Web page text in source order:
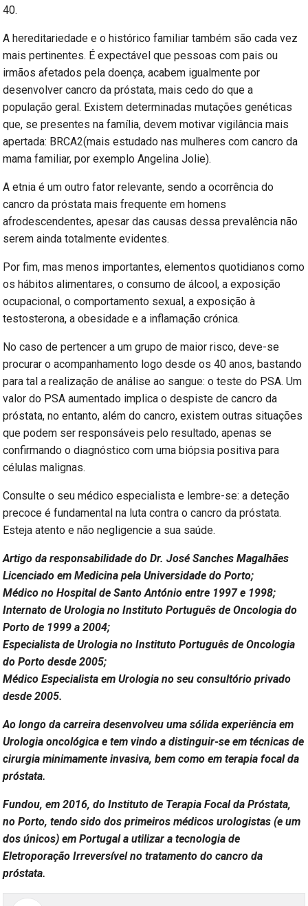
40.
A hereditariedade e o histórico familiar também são cada vez
mais pertinentes. É expectável que pessoas com pais ou
irmãos afetados pela doença, acabem igualmente por
desenvolver cancro da próstata, mais cedo do que a
população geral. Existem determinadas mutações genéticas
que, se presentes na família, devem motivar vigilância mais
apertada: BRCA2(mais estudado nas mulheres com cancro da
mama familiar, por exemplo Angelina Jolie).
A etnia é um outro fator relevante, sendo a ocorrência do
cancro da próstata mais frequente em homens
afrodescendentes, apesar das causas dessa prevalência não
serem ainda totalmente evidentes.
Por fim, mas menos importantes, elementos quotidianos como
os hábitos alimentares, o consumo de álcool, a exposição
ocupacional, o comportamento sexual, a exposição à
testosterona, a obesidade e a inflamação crónica.
No caso de pertencer a um grupo de maior risco, deve-se
procurar o acompanhamento logo desde os 40 anos, bastando
para tal a realização de análise ao sangue: o teste do PSA. Um
valor do PSA aumentado implica o despiste de cancro da
próstata, no entanto, além do cancro, existem outras situações
que podem ser responsáveis pelo resultado, apenas se
confirmando o diagnóstico com uma biópsia positiva para
células malignas.
Consulte o seu médico especialista e lembre-se: a deteção
precoce é fundamental na luta contra o cancro da próstata.
Esteja atento e não negligencie a sua saúde.
Artigo da responsabilidade do Dr. José Sanches Magalhães
Licenciado em Medicina pela Universidade do Porto;
Médico no Hospital de Santo António entre 1997 e 1998;
Internato de Urologia no Instituto Português de Oncologia do
Porto de 1999 a 2004;
Especialista de Urologia no Instituto Português de Oncologia
do Porto desde 2005;
Médico Especialista em Urologia no seu consultório privado
desde 2005.
Ao longo da carreira desenvolveu uma sólida experiência em
Urologia oncológica e tem vindo a distinguir-se em técnicas de
cirurgia minimamente invasiva, bem como em terapia focal da
próstata.
Fundou, em 2016, do Instituto de Terapia Focal da Próstata,
no Porto, tendo sido dos primeiros médicos urologistas (e um
dos únicos) em Portugal a utilizar a tecnologia de
Eletroporação Irreversível no tratamento do cancro da
próstata.